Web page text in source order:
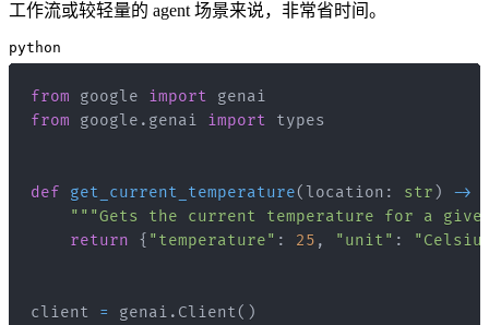
工作流或较轻量的 agent 场景来说，非常省时间。
python
from google import
from google . genai import
def get_current_temperature( location : str ) ->
"""Gets the current temperature for a
return
{ "temperature" : 25 , "unit" :
client = genai . Client( )